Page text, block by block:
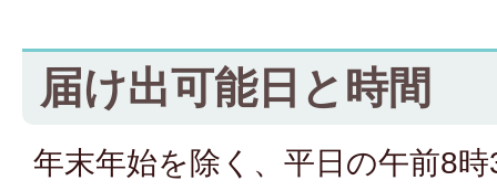
届け出可能日と時間
年末年始を除く、平日の午前8